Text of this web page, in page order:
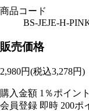
商品コード
BS-JEJE-H-
販売価格
2,980円(税込3,278円)
購入金額 1％ポイン
会員登録 即時 200ポ